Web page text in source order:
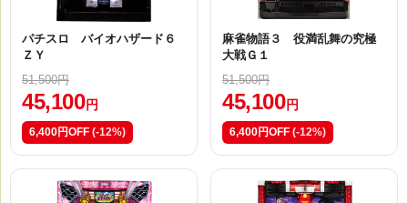
パチスロ バイオハザード６
ＺＹ
51,500円
45,100 円
6,400円OFF (-12%)
麻雀物語３ 役満乱舞の究極
大戦Ｇ１
51,500円
45,100 円
6,400円OFF (-12%)